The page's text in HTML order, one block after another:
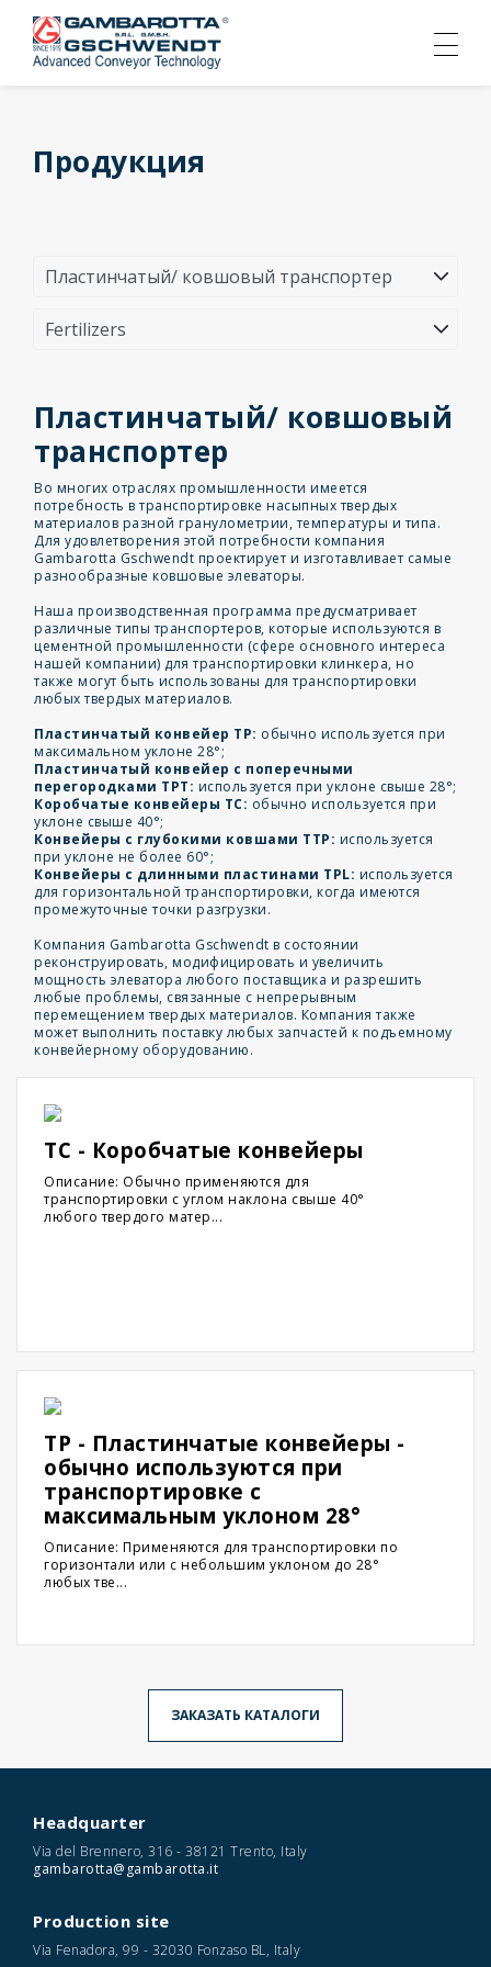
Продукция
Пластинчатый/ ковшовый
транспортер
Во многих отраслях промышленности имеется
потребность в транспортировке насыпных твердых
материалов разной гранулометрии, температуры и типа.
Для удовлетворения этой потребности компания
Gambarotta Gschwendt проектирует и изготавливает самые
разнообразные ковшовые элеваторы.
Наша производственная программа предусматривает
различные типы транспортеров, которые используются в
цементной промышленности (сфере основного интереса
нашей компании) для транспортировки клинкера, но
также могут быть использованы для транспортировки
любых твердых материалов.
Пластинчатый конвейер TP: обычно используется при
максимальном уклоне 28°;
Пластинчатый конвейер с поперечными
перегородками TPT: используется при уклоне свыше 28°;
Коробчатые конвейеры TC: обычно используется при
уклоне свыше 40°;
Конвейеры с глубокими ковшами TTP: используется
при уклоне не более 60°;
Конвейеры с длинными пластинами TPL: используется
для горизонтальной транспортировки, когда имеются
промежуточные точки разгрузки.
Компания Gambarotta Gschwendt в состоянии
реконструировать, модифицировать и увеличить
мощность элеватора любого поставщика и разрешить
любые проблемы, связанные с непрерывным
перемещением твердых материалов. Компания также
может выполнить поставку любых запчастей к подъемному
конвейерному оборудованию.
TC - Коробчатые конвейеры
Описание: Обычно применяются для
транспортировки с углом наклона свыше 40°
любого твердого матер...
TP - Пластинчатые конвейеры -
обычно используются при
транспортировке с
максимальным уклоном 28°
Описание: Применяются для транспортировки по
горизонтали или с небольшим уклоном до 28°
любых тве...
ЗАКАЗАТЬ КАТАЛОГИ
Headquarter
Via del Brennero, 316 - 38121 Trento, Italy
gambarotta@gambarotta.it
Production site
Via Fenadora, 99 - 32030 Fonzaso BL, Italy